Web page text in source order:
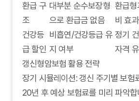
환급 구
조
대부분 순수보장형
으로 환급금 없음
환급형
비 효
건강등
급 할인
비흡연/건강등급 유
지 여부
정기
자격
갱신형암보험 활용 전략
장기 시뮬레이션: 갱신 주기별 보험
20년 후 예상 보험료를 미리 파악